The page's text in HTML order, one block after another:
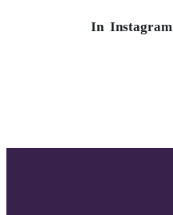
In Instagram